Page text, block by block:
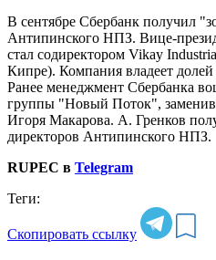
В сентябре Сбербанк получил
Антипинского НПЗ. Вице-
стал содиректором Vikay
Кипре). Компания владеет
Ранее менеджмент Сбербанка
группы "Новый Поток", заменив
Игоря Макарова. А. Гренков
директоров Антипинского НПЗ.
RUPEC в Telegram
Теги:
Скопировать ссылку